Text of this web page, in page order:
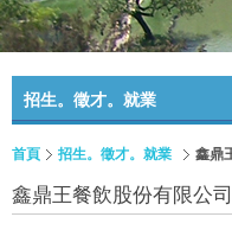
招生。徵才。就業
首頁 招生。徵才。就業 鑫鼎
鑫鼎王餐飲股份有限公